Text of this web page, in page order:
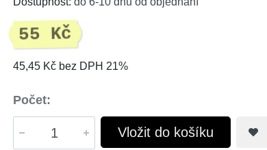
55 Kč
45,45 Kč bez DPH 21%
Počet:
Vložit do košíku